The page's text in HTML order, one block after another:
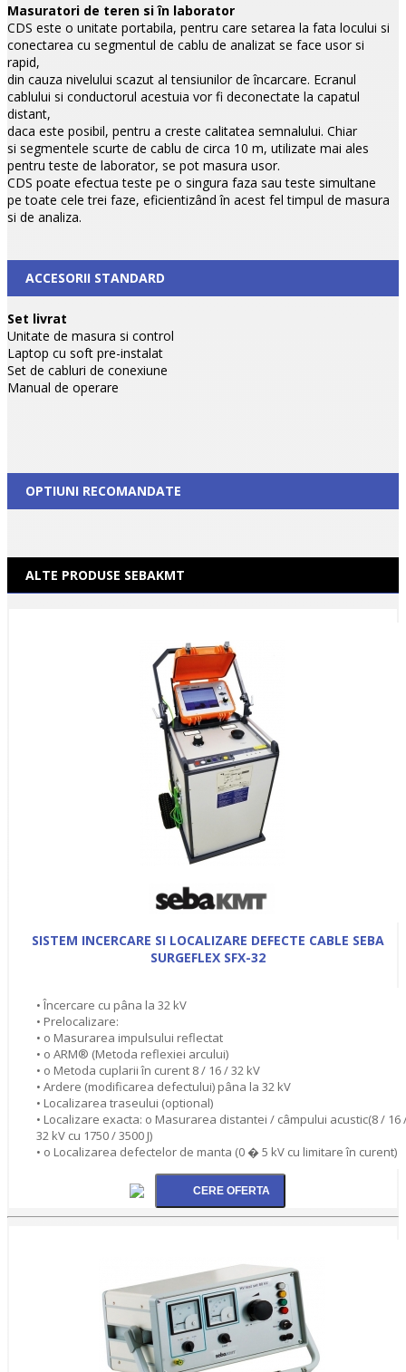
Masuratori de teren si în laborator
CDS este o unitate portabila, pentru care setarea la fata locului si
conectarea cu segmentul de cablu de analizat se face usor si
rapid,
din cauza nivelului scazut al tensiunilor de încarcare. Ecranul
cablului si conductorul acestuia vor fi deconectate la capatul
distant,
daca este posibil, pentru a creste calitatea semnalului. Chiar
si segmentele scurte de cablu de circa 10 m, utilizate mai ales
pentru teste de laborator, se pot masura usor.
CDS poate efectua teste pe o singura faza sau teste simultane
pe toate cele trei faze, eficientizând în acest fel timpul de masura
si de analiza.
ACCESORII STANDARD
Set livrat
Unitate de masura si control
Laptop cu soft pre-instalat
Set de cabluri de conexiune
Manual de operare
OPTIUNI RECOMANDATE
ALTE PRODUSE SEBAKMT
SISTEM INCERCARE SI LOCALIZARE DEFECTE CABLE SEBA
SURGEFLEX SFX-32
• Încercare cu pâna la 32 kV
• Prelocalizare:
• o Masurarea impulsului reflectat
• o ARM® (Metoda reflexiei arcului)
• o Metoda cuplarii în curent 8 / 16 / 32 kV
• Ardere (modificarea defectului) pâna la 32 kV
• Localizarea traseului (optional)
• Localizare exacta: o Masurarea distantei / câmpului acustic(8 / 16
32 kV cu 1750 / 3500 J)
• o Localizarea defectelor de manta (0 � 5 kV cu limitare în curent)